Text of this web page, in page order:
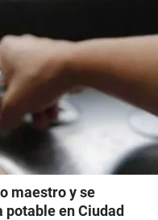
maestro y se
potable en Ciudad